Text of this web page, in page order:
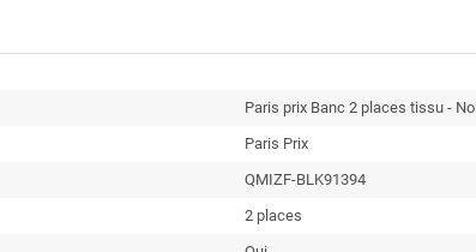
Paris prix Banc 2 places tissu -
Paris Prix
QMIZF-BLK91394
2 places